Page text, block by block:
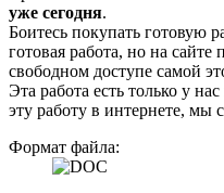
уже сегодня.
Боитесь покупать готовую
готовая работа, но на сайте
свободном доступе самой
Эта работа есть только у
эту работу в интернете, мы
Формат файла: